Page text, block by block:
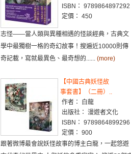
ISBN： 9789864897292
定價： 450
志怪——當人類與異種相遇的怪談經典，古典文
學中最獨樹一格的奇幻故事！搜遍近10000則傳
奇記載，寫就最異色、最奇想的...... (more)
【中國古典妖怪故
事套書】（二冊）..
作者： 白龍
出版社： 漫遊者文化
ISBN： 9789864899296
定價： 900
跟著微博最會說妖怪故事的博主白龍，一起悠遊